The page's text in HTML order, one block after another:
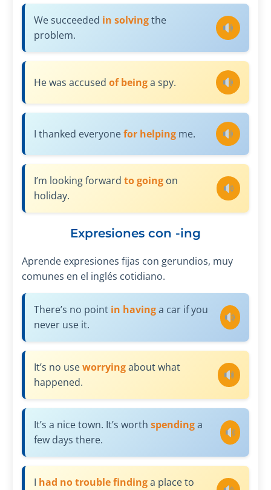
We succeeded in solvingthe
problem.
He was accused of beinga spy.
I thanked everyonefor helpingme.
I’m looking forward to goingon
holiday.
Expresiones con -ing
Aprende expresiones fijas con gerundios, muy
comunes en el inglés cotidiano.
There’s no point in havinga car if you
never use it.
It’s no useworryingabout what
happened.
It’s a nice town. It’s worth spendinga
few days there.
I had no trouble findinga place to